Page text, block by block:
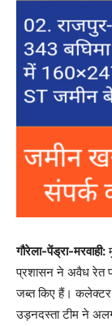
गौरेला-पेंड्रा-मरवाही:
प्रशासन ने अवैध रेत
जब्त किए हैं। कलेक्टर
उड़नदस्ता टीम ने